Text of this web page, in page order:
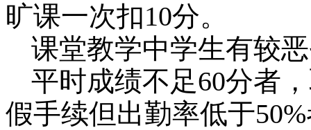
旷课一次扣10分。
课堂教学中学生有较
平时成绩不足60分者
假手续但出勤率低于50%